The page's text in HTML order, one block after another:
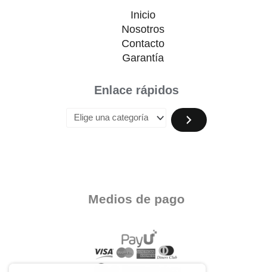
Inicio
Nosotros
Contacto
Garantía
Enlace rápidos
Medios de pago